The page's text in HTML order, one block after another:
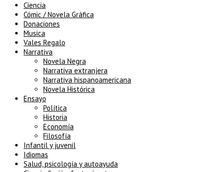
Ciencia
Cómic / Novela Gráfica
Donaciones
Musica
Vales Regalo
Narrativa
Novela Negra
Narrativa extranjera
Narrativa hispanoamericana
Novela Histórica
Ensayo
Política
Historia
Economía
Filosofía
Infantil y juvenil
Idiomas
Salud, psicología y autoayuda